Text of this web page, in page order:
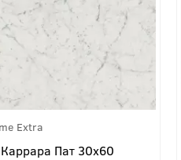
Extra
Пат 30x60